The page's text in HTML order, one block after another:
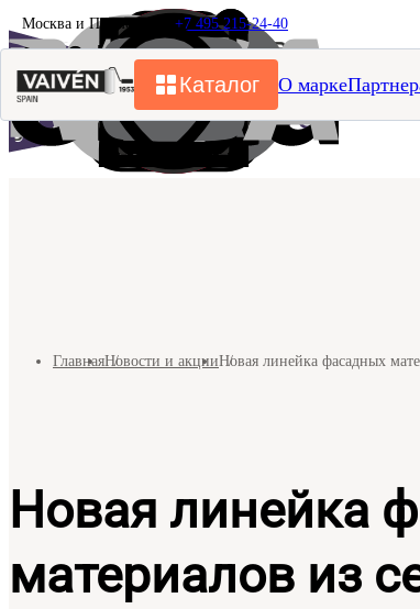
Москва и Подмосковье +7 495 215-24-40
Каталог О марке
ГлавнаяНовости и акцииНовая линейка фасадных
Новая линейка
материалов из